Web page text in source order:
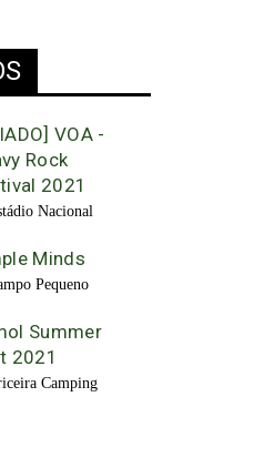
VOA -
Rock
2021
Nacional
Minds
Pequeno
Summer
2021
Camping